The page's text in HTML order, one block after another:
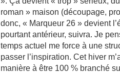
roman » maison (découpage,
donc, « Marqueur 26 » devient
pourtant antérieur, suivra. Je
temps actuel me force à une
passer l’inspiration. Cet hiver
manière à être 100 % branché